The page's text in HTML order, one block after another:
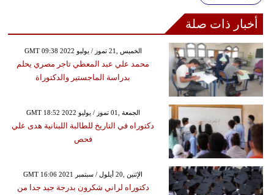
أخبار ذات صلة
GMT 09:38 2022 الخميس ,21 تموز / يوليو
محمد علي عبد المعطي تاجر مصري يحلم
بدراسة الماجستير والدكتوراة
GMT 18:52 2022 الجمعة ,01 تموز / يوليو
دكتوراه في التاريخ للطالبة اللبنانية هدى علي
فحص
GMT 16:06 2021 الإثنين ,20 أيلول / سبتمبر
دكتوراه لراني شكرون بدرجة جيد جدا من